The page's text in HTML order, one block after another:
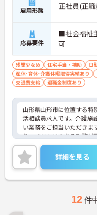
雇用形態 正社員(正
応募要件
■社会福祉
可
残業少なめ 住宅手当・補助 日
産休･育休･介護休暇取得実績あり
交通費支給
退職金制度あり
山形県山形市に位置する特
活相談員求人です。介護施
い業務をご担当いただきま
り、メリハリのある勤務が
格取得支援等の福利厚生も
ご興味ある方には、面接の
細をお話致しますのでお気
詳細を見る
12 件